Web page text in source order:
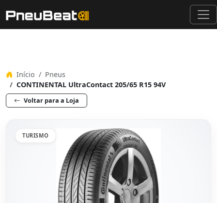
Início
Pneus
CONTINENTAL UltraContact 205/65 R15 94V
Voltar para a Loja
TURISMO